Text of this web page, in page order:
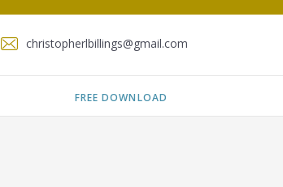
christopherlbillings@gmail.com
FREE DOWNLOAD